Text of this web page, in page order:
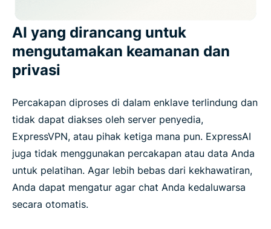
AI yang dirancang untuk
mengutamakan keamanan dan
privasi
Percakapan diproses di dalam enklave terlindung dan
tidak dapat diakses oleh server penyedia,
ExpressVPN, atau pihak ketiga mana pun. ExpressAI
juga tidak menggunakan percakapan atau data Anda
untuk pelatihan. Agar lebih bebas dari kekhawatiran,
Anda dapat mengatur agar chat Anda kedaluwarsa
secara otomatis.